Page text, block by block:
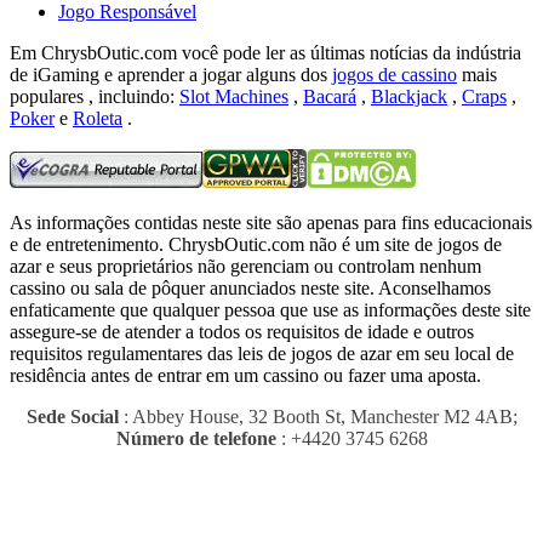
Jogo Responsável
Em ChrysbOutic.com você pode ler as últimas notícias da indústria
de iGaming e aprender a jogar alguns dos jogos de cassino mais
populares , incluindo: Slot Machines , Bacará , Blackjack , Craps ,
Pokere Roleta .
As informações contidas neste site são apenas para fins educacionais
e de entretenimento. ChrysbOutic.com não é um site de jogos de
azar e seus proprietários não gerenciam ou controlam nenhum
cassino ou sala de pôquer anunciados neste site. Aconselhamos
enfaticamente que qualquer pessoa que use as informações deste site
assegure-se de atender a todos os requisitos de idade e outros
requisitos regulamentares das leis de jogos de azar em seu local de
residência antes de entrar em um cassino ou fazer uma aposta.
Sede Social: Abbey House, 32 Booth St, Manchester M2 4AB;
Número de telefone: +4420 3745 6268